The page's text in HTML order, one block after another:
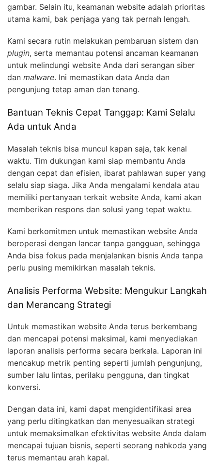
gambar. Selain itu, keamanan website adalah prioritas
utama kami, bak penjaga yang tak pernah lengah.
Kami secara rutin melakukan pembaruan sistem dan
plugin, serta memantau potensi ancaman keamanan
untuk melindungi website Anda dari serangan siber
dan malware. Ini memastikan data Anda dan
pengunjung tetap aman dan tenang.
Bantuan Teknis Cepat Tanggap: Kami Selalu
Ada untuk Anda
Masalah teknis bisa muncul kapan saja, tak kenal
waktu. Tim dukungan kami siap membantu Anda
dengan cepat dan efisien, ibarat pahlawan super yang
selalu siap siaga. Jika Anda mengalami kendala atau
memiliki pertanyaan terkait website Anda, kami akan
memberikan respons dan solusi yang tepat waktu.
Kami berkomitmen untuk memastikan website Anda
beroperasi dengan lancar tanpa gangguan, sehingga
Anda bisa fokus pada menjalankan bisnis Anda tanpa
perlu pusing memikirkan masalah teknis.
Analisis Performa Website: Mengukur Langkah
dan Merancang Strategi
Untuk memastikan website Anda terus berkembang
dan mencapai potensi maksimal, kami menyediakan
laporan analisis performa secara berkala. Laporan ini
mencakup metrik penting seperti jumlah pengunjung,
sumber lalu lintas, perilaku pengguna, dan tingkat
konversi.
Dengan data ini, kami dapat mengidentifikasi area
yang perlu ditingkatkan dan menyesuaikan strategi
untuk memaksimalkan efektivitas website Anda dalam
mencapai tujuan bisnis, seperti seorang nahkoda yang
terus memantau arah kapal.